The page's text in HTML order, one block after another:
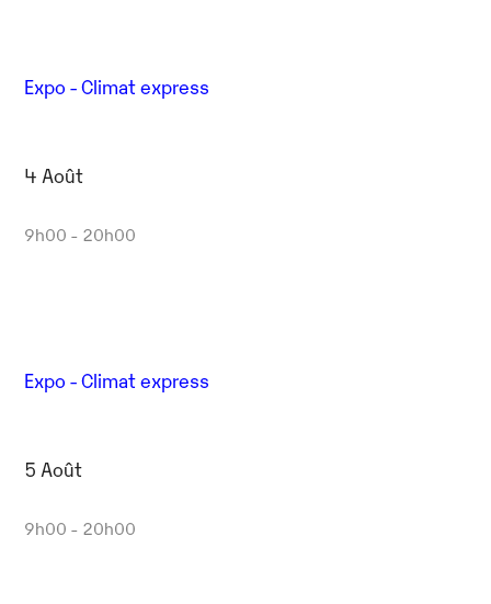
Expo - Climat express
4 Août
9h00 - 20h00
Expo - Climat express
5 Août
9h00 - 20h00